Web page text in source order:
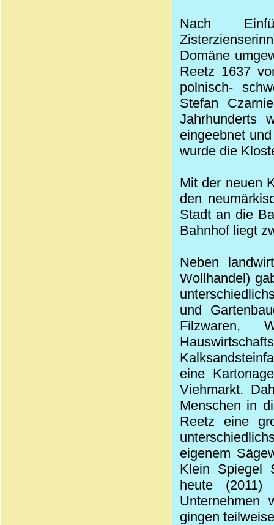
Nach
Domäne
Reetz 1637
polnisch-
Stefan
Jahrhunderts
eingeebnet
wurde die
Mit der neuen
den
Stadt an die
Bahnhof liegt
Neben
Wollhandel)
und
Filzwaren,
eine
Viehmarkt.
Menschen in
Reetz eine
eigenem
Klein Spiegel
heute
Unternehmen
gingen